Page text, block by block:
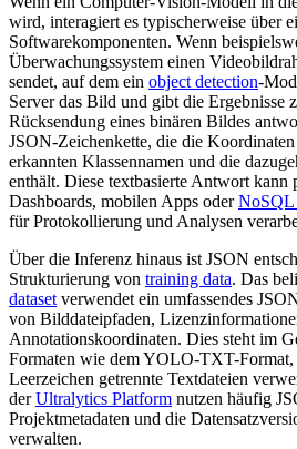
wird, interagiert es typischerweise über
Softwarekomponenten. Wenn
Überwachungssystem einen
sendet, auf dem ein object detection-
Server das Bild und gibt die Ergebnisse
Rücksendung eines binären Bildes
JSON-Zeichenkette, die die
erkannten Klassennamen und die
enthält. Diese textbasierte Antwort kann
Dashboards, mobilen Apps oderNoSQL
für Protokollierung und Analysen
Über die Inferenz hinaus ist JSON
Strukturierung von training data. Das
dataset verwendet ein umfassendes
von Bilddateipfaden,
Annotationskoordinaten. Dies steht im
Formaten wie dem YOLO-TXT-Format,
Leerzeichen getrennte Textdateien
derUltralytics Platform nutzen häufig
Projektmetadaten und die
verwalten.